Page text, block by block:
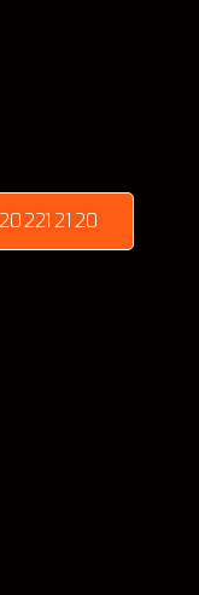
221 21 20